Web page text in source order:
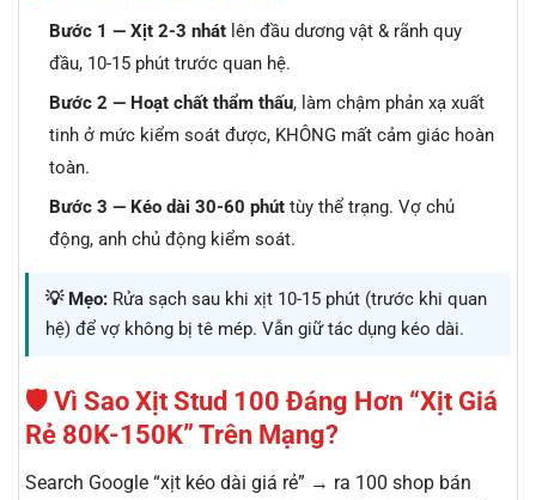
Bước 1 — Xịt 2-3 nhátlên đầu dương vật & rãnh quy
đầu, 10-15 phút trước quan hệ.
Bước 2 — Hoạt chất thẩm thấu, làm chậm phản xạ xuất
tinh ở mức kiểm soát được, KHÔNG mất cảm giác hoàn
toàn.
Bước 3 — Kéo dài 30-60 phúttùy thể trạng. Vợ chủ
động, anh chủ động kiểm soát.
💡 Mẹo: Rửa sạch sau khi xịt 10-15 phút (trước khi quan
hệ) để vợ không bị tê mép. Vẫn giữ tác dụng kéo dài.
🛡️ Vì Sao Xịt Stud 100 Đáng Hơn “Xịt Giá
Rẻ 80K-150K” Trên Mạng?
Search Google “xịt kéo dài giá rẻ” → ra 100 shop bán